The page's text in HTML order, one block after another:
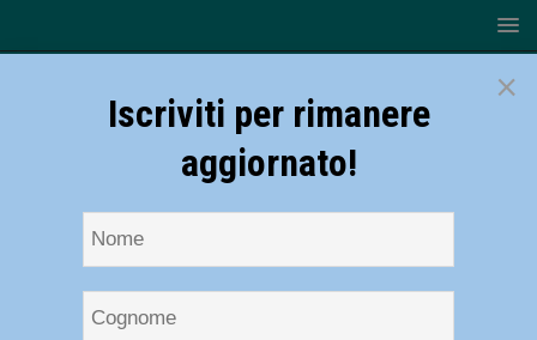
×
Iscriviti per rimanere
aggiornato!